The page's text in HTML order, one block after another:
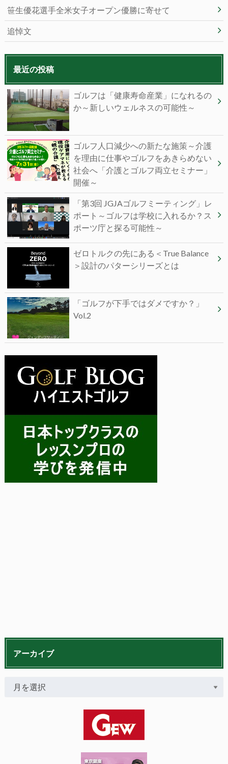
笹生優花選手全米女子オープン優勝に寄せて
追悼文
最近の投稿
ゴルフは「健康寿命産業」になれるの
か～新しいウェルネスの可能性～
ゴルフ人口減少への新たな施策～介護
を理由に仕事やゴルフをあきらめない
社会へ「介護とゴルフ両立セミナー」
開催～
「第3回 JGJAゴルフミーティング」レ
ポート～ゴルフは学校に入れるか？ス
ポーツ庁と探る可能性～
ゼロトルクの先にある＜True Balance
＞設計のパターシリーズとは
「ゴルフが下手ではダメですか？」
Vol.2
アーカイブ